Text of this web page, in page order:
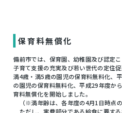
保育料無償化
備前市では、保育園、幼稚園及び認定
子育て支援の充実及び若い世代の定住
満4歳・満5歳の園児の保育料無料化、
の園児の保育料無料化、平成29年度か
育料無償化を開始しました。
（※満年齢は、各年度の4月1日時点の
ただし、実費部分である給食に要す